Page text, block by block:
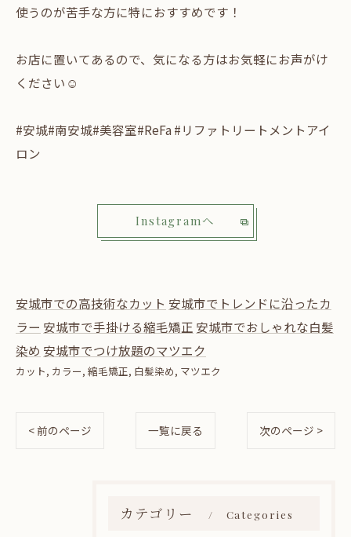
使うのが苦手な方に特におすすめです！
お店に置いてあるので、気になる方はお気軽にお声がけ
ください☺️
#安城#南安城#美容室#ReFa #リファトリートメントアイ
ロン
Instagramへ
安城市での高技術なカット 安城市でトレンドに沿ったカ
ラー 安城市で手掛ける縮毛矯正 安城市でおしゃれな白髪
染め 安城市でつけ放題のマツエク
カット カラー 縮毛矯正 白髪染め マツエク
< 前のページ 一覧に戻る 次のページ >
カテゴリー Categories